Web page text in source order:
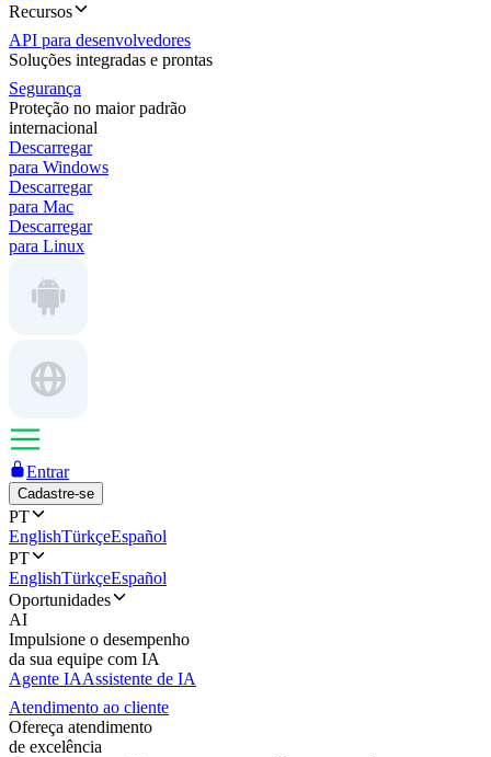
Recursos
API para desenvolvedores
Soluções integradas e prontas
Segurança
Proteção no maior padrão
internacional
Descarregar
para Windows
Descarregar
para Mac
Descarregar
para Linux
Entrar
Cadastre-se
PT
EnglishTürkçeEspañol
PT
EnglishTürkçeEspañol
Oportunidades
AI
Impulsione o desempenho
da sua equipe com IA
Agente IAAssistente de IA
Atendimento ao cliente
Ofereça atendimento
de excelência